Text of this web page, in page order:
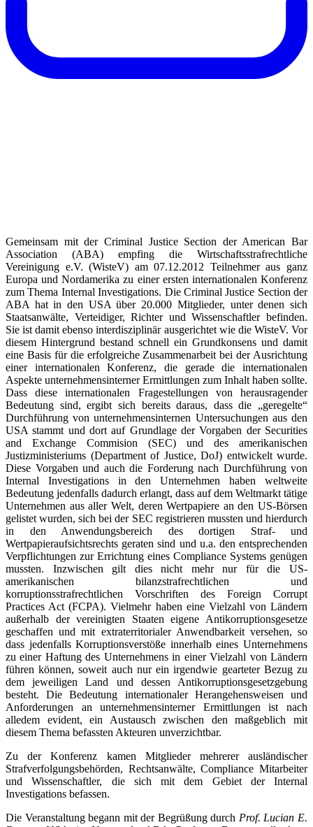
Gemeinsam mit der Criminal Justice Section der American Bar
Association (ABA) empfing die Wirtschaftsstrafrechtliche
Vereinigung e.V. (WisteV) am 07.12.2012 Teilnehmer aus ganz
Europa und Nordamerika zu einer ersten internationalen Konferenz
zum Thema Internal Investigations. Die Criminal Justice Section der
ABA hat in den USA über 20.000 Mitglieder, unter denen sich
Staatsanwälte, Verteidiger, Richter und Wissenschaftler befinden.
Sie ist damit ebenso interdisziplinär ausgerichtet wie die WisteV. Vor
diesem Hintergrund bestand schnell ein Grundkonsens und damit
eine Basis für die erfolgreiche Zusammenarbeit bei der Ausrichtung
einer internationalen Konferenz, die gerade die internationalen
Aspekte unternehmensinterner Ermittlungen zum Inhalt haben sollte.
Dass diese internationalen Fragestellungen von herausragender
Bedeutung sind, ergibt sich bereits daraus, dass die „geregelte“
Durchführung von unternehmensinternen Untersuchungen aus den
USA stammt und dort auf Grundlage der Vorgaben der Securities
and Exchange Commision (SEC) und des amerikanischen
Justizministeriums (Department of Justice, DoJ) entwickelt wurde.
Diese Vorgaben und auch die Forderung nach Durchführung von
Internal Investigations in den Unternehmen haben weltweite
Bedeutung jedenfalls dadurch erlangt, dass auf dem Weltmarkt tätige
Unternehmen aus aller Welt, deren Wertpapiere an den US-Börsen
gelistet wurden, sich bei der SEC registrieren mussten und hierdurch
in den Anwendungsbereich des dortigen Straf- und
Wertpapieraufsichtsrechts geraten sind und u.a. den entsprechenden
Verpflichtungen zur Errichtung eines Compliance Systems genügen
mussten. Inzwischen gilt dies nicht mehr nur für die US-
amerikanischen bilanzstrafrechtlichen und
korruptionsstrafrechtlichen Vorschriften des Foreign Corrupt
Practices Act (FCPA). Vielmehr haben eine Vielzahl von Ländern
außerhalb der vereinigten Staaten eigene Antikorruptionsgesetze
geschaffen und mit extraterritorialer Anwendbarkeit versehen, so
dass jedenfalls Korruptionsverstöße innerhalb eines Unternehmens
zu einer Haftung des Unternehmens in einer Vielzahl von Ländern
führen können, soweit auch nur ein irgendwie gearteter Bezug zu
dem jeweiligen Land und dessen Antikorruptionsgesetzgebung
besteht. Die Bedeutung internationaler Herangehensweisen und
Anforderungen an unternehmensinterner Ermittlungen ist nach
alledem evident, ein Austausch zwischen den maßgeblich mit
diesem Thema befassten Akteuren unverzichtbar.
Zu der Konferenz kamen Mitglieder mehrerer ausländischer
Strafverfolgungsbehörden, Rechtsanwälte, Compliance Mitarbeiter
und Wissenschaftler, die sich mit dem Gebiet der Internal
Investigations befassen.
Die Veranstaltung begann mit der Begrüßung durch Prof. Lucian E.